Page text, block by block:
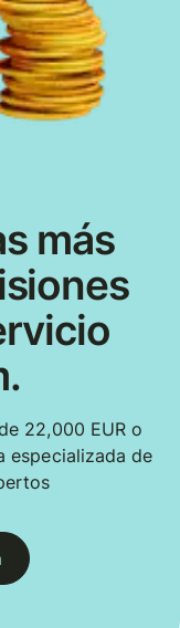
más
22,000 EUR o
especializada de